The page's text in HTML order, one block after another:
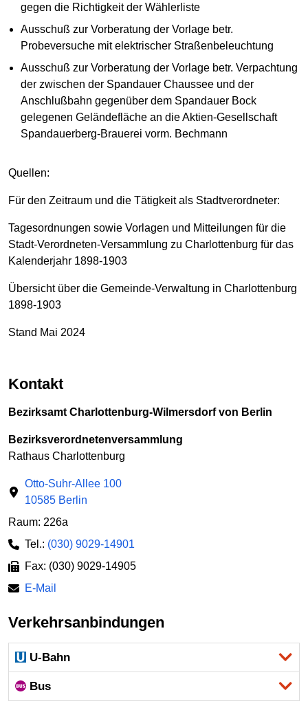
gegen die Richtigkeit der Wählerliste
Ausschuß zur Vorberatung der Vorlage betr.
Probeversuche mit elektrischer Straßenbeleuchtung
Ausschuß zur Vorberatung der Vorlage betr. Verpachtung
der zwischen der Spandauer Chaussee und der
Anschlußbahn gegenüber dem Spandauer Bock
gelegenen Geländefläche an die Aktien-Gesellschaft
Spandauerberg-Brauerei vorm. Bechmann
Quellen:
Für den Zeitraum und die Tätigkeit als Stadtverordneter:
Tagesordnungen sowie Vorlagen und Mitteilungen für die
Stadt-Verordneten-Versammlung zu Charlottenburg für das
Kalenderjahr 1898-1903
Übersicht über die Gemeinde-Verwaltung in Charlottenburg
1898-1903
Stand Mai 2024
Kontakt
Bezirksamt Charlottenburg-Wilmersdorf von Berlin
Bezirksverordnetenversammlung
Rathaus Charlottenburg
Otto-Suhr-Allee 100
10585 Berlin
Raum: 226a
Tel.: (030) 9029-14901
Fax: (030) 9029-14905
E-Mail
Verkehrsanbindungen
U-Bahn
Bus